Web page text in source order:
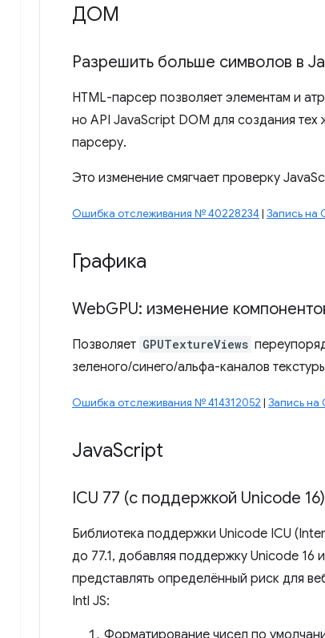
ДОМ
Разрешить больше символов в
HTML-парсер позволяет элементам и
но API JavaScript DOM для создания тех
парсеру.
Это изменение смягчает проверку
Ошибка отслеживания № 40228234 | Запись на
Графика
WebGPU: изменение
Позволяет GPUTextureViews
зеленого/синего/альфа-каналов
Ошибка отслеживания № 414312052 | Запись на
JavaScript
ICU 77 (с поддержкой Unicode 16)
Библиотека поддержки Unicode ICU
до 77.1, добавляя поддержку Unicode 16
представлять определённый риск для
Intl JS:
Форматирование чисел по